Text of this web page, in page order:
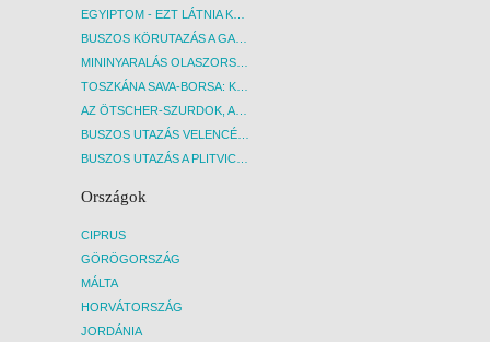
EGYIPTOM - EZT LÁTNIA KELL! - BUDAPEST, REPÜLŐ
BUSZOS KÖRUTAZÁS A GARDA-TÓ KÖRNYÉKÉN - BUDAPEST, BUSZ
MININYARALÁS OLASZORSZÁGBAN: ÉSZAK-OLASZ GYÖNGYSZEMEK NYOMÁBAN - BUDAPEST, BUSZ
TOSZKÁNA SAVA-BORSA: KÓSTOLÓK ÉS KULTURÁLIS UTAZÁS - BUDAPEST, BUSZ
AZ ÖTSCHER-SZURDOK, AUSZTRIA GRAND CANYONJA - BUDAPEST, BUSZ
BUSZOS UTAZÁS VELENCÉBE - BUDAPEST, BUSZ
BUSZOS UTAZÁS A PLITVICEI-TAVAK NEMZETI PARKBA - BUDAPEST, BUSZ
Országok
CIPRUS
GÖRÖGORSZÁG
MÁLTA
HORVÁTORSZÁG
JORDÁNIA